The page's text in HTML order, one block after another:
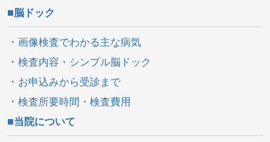
脳ドック
画像検査でわかる主な病気
検査内容・シンプル脳ドック
お申込みから受診まで
検査所要時間・検査費用
当院について